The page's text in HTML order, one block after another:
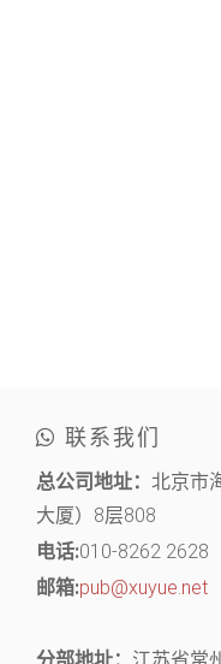
联系我们
总公司地址： 北京市
大厦）8层808
电话:010-8262 2628
邮箱:pub@xuyue.net